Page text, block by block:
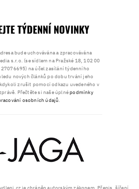
TÝDENNÍ NOVINKY
bude uchovávána a zpracovávána
s.r.o. (se sídlem na Pražské 18, 102 00
27076695) na účel zasílání týdenního
nových článků po dobu trvání jeho
zrušit pomocí odkazu uvedeného v
Přečtěte si naše úplnépodmínky
osobních údajů.